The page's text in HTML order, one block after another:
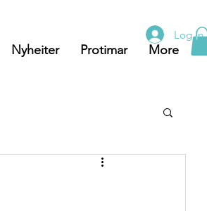
Nyheiter Protimar More
Log In